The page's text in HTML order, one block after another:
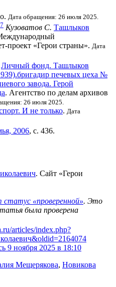
Дата обращения: 26 июля 2025.
Кузоватов С. Ташлыков
проект «Герои страны». Дата
Личный фонд. Ташлыков
печевых цеха №
завода. Герой
. Агентство по делам архивов
26 июля 2025.
И не только. Дата
2006, с. 436.
. Сайт «Герои
статус «проверенной». Это
была проверена
articles/index.php?
9 ноября 2025 в 18:10
Мещерякова, Новикова